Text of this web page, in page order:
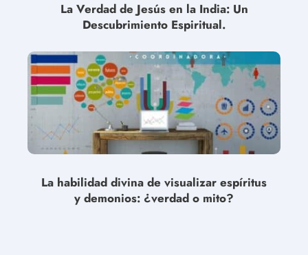
La Verdad de Jesús en la India: Un
Descubrimiento Espiritual.
La habilidad divina de visualizar espíritus
y demonios: ¿verdad o mito?